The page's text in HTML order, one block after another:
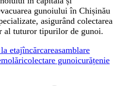
gunoiului în Chișinău
asigurând colectarea
al tuturor tipurilor de gunoi.
etajîncărcareasamblare
colectare gunoicurățenie